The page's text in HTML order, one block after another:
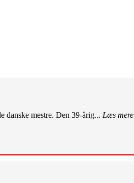
danske mestre. Den 39-årig... Læs mere